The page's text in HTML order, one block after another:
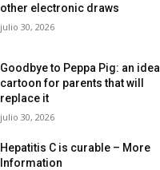
other electronic draws
julio 30, 2026
Goodbye to Peppa Pig: an ideal
cartoon for parents that will
replace it
julio 30, 2026
Hepatitis C is curable – More
Information